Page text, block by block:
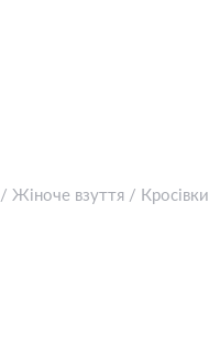
/ Жіноче взуття / Кросівки